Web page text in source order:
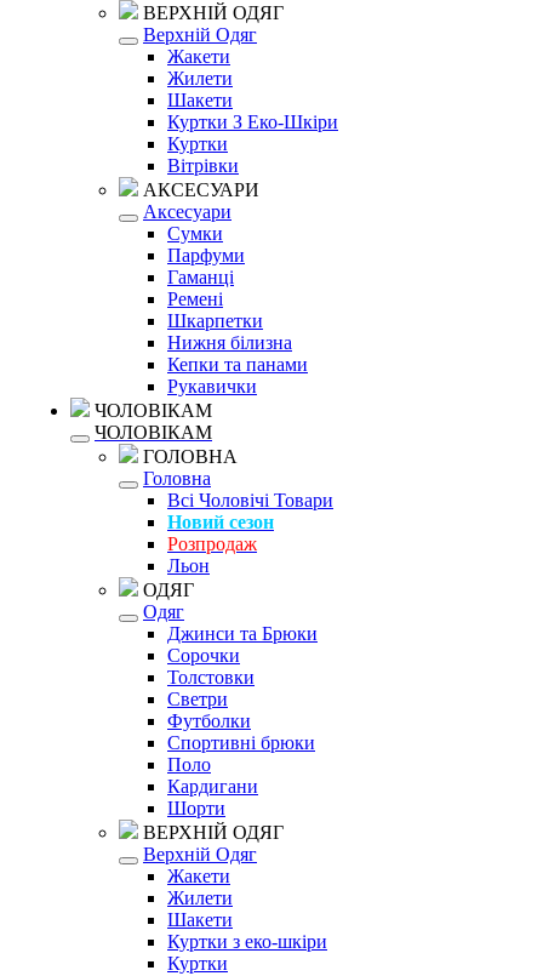
ВЕРХНІЙ ОДЯГ
Верхній Одяг
Жакети
Жилети
Шакети
Куртки З Еко-Шкіри
Куртки
Вітрівки
АКСЕСУАРИ
Аксесуари
Сумки
Парфуми
Гаманці
Ремені
Шкарпетки
Нижня білизна
Кепки та панами
Рукавички
ЧОЛОВІКАМ
ЧОЛОВІКАМ
ГОЛОВНА
Головна
Всі Чоловічі Товари
Новий сезон
Розпродаж
Льон
ОДЯГ
Одяг
Джинси та Брюки
Сорочки
Толстовки
Светри
Футболки
Спортивні брюки
Поло
Кардигани
Шорти
ВЕРХНІЙ ОДЯГ
Верхній Одяг
Жакети
Жилети
Шакети
Куртки з еко-шкіри
Куртки